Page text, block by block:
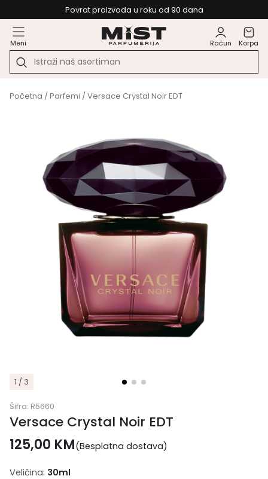
Povrat proizvoda u roku od 90 dana
Meni Račun Korpa
Početna /Parfemi / Versace Crystal Noir EDT
1 / 3
Šifra: R5660
Versace Crystal Noir EDT
125,00 KM(Besplatna dostava)
Veličina: 30ml